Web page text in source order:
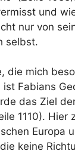
und
nur von
selbst.
die mich
Fabians
das Ziel
1110). Hier
Europa
keine